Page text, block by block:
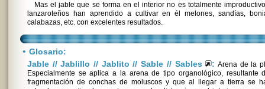
Mas el jable que se forma en el interior no es totalmente
lanzaroteños han aprendido a cultivar en él melones, sandías,
calabazas, etc. con excelentes resultados.
• Glosario:
Jable // Jablillo // Jablito // Sable // Sables
: Arena de la
Especialmente se aplica a la arena de tipo organológico, resultante
fragmentación de conchas de moluscos y que al llegar a tierra se